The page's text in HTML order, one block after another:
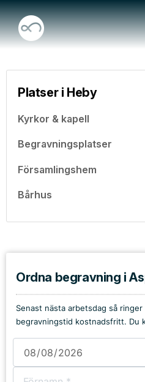
Platser i Heby
Kyrkor & kapell
Begravningsplatser
Församlingshem
Bårhus
Ordna begravning i
Senast nästa arbetsdag så
begravningstid kostnadsfritt. Du